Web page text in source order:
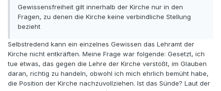
Gewissensfreiheit gilt innerhalb der Kirche nur in den
Fragen, zu denen die Kirche keine verbindliche Stellung
bezieht
Selbstredend kann ein einzelnes Gewissen das Lehramt der
Kirche nicht entkräften. Meine Frage war folgende: Gesetzt, ich
tue etwas, das gegen die Lehre der Kirche verstößt, im Glauben
daran, richtig zu handeln, obwohl ich mich ehrlich bemüht habe,
die Position der Kirche nachzuvollziehen. Ist das Sünde? Laut der